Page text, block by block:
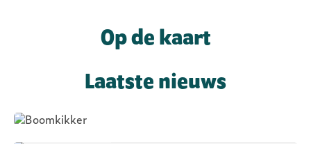
Op de kaart
Laatste nieuws
Natuurexpeditie
voor leerlingen in
het KempenBroek